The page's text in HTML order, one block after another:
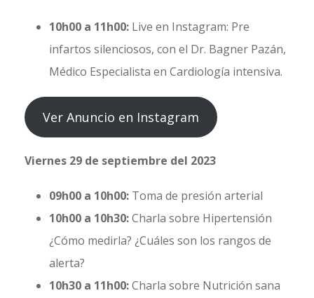
10h00 a 11h00: Live en Instagram: Pre
infartos silenciosos, con el Dr. Bagner Pazán,
Médico Especialista en Cardiología intensiva.
Ver Anuncio en Instagram
Viernes 29 de septiembre del 2023
09h00 a 10h00: Toma de presión arterial
10h00 a 10h30:Charla sobre Hipertensión
¿Cómo medirla? ¿Cuáles son los rangos de
alerta?
10h30 a 11h00:Charla sobre Nutrición sana